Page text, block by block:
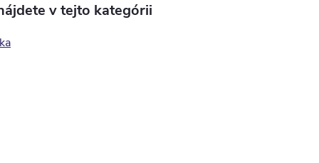
v tejto kategórii